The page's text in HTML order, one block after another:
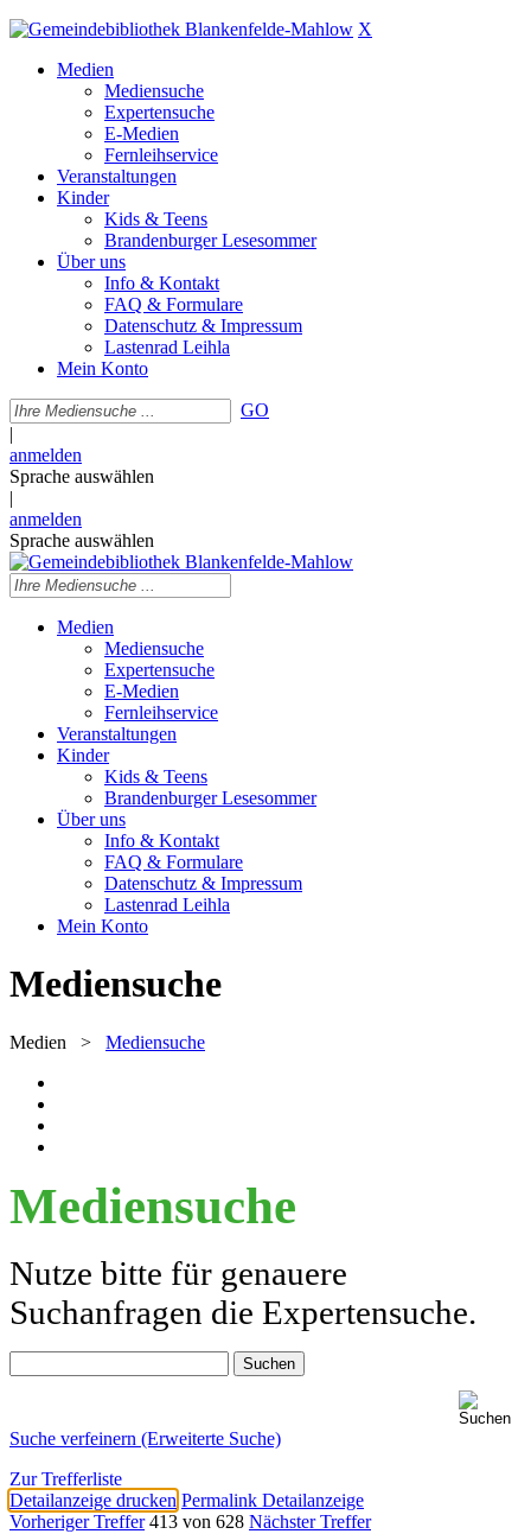
X
Medien
Mediensuche
Expertensuche
E-Medien
Fernleihservice
Veranstaltungen
Kinder
Kids & Teens
Brandenburger Lesesommer
Über uns
Info & Kontakt
FAQ & Formulare
Datenschutz & Impressum
Lastenrad Leihla
Mein Konto
GO
|
anmelden
Sprache auswählen
|
anmelden
Sprache auswählen
Medien
Mediensuche
Expertensuche
E-Medien
Fernleihservice
Veranstaltungen
Kinder
Kids & Teens
Brandenburger Lesesommer
Über uns
Info & Kontakt
FAQ & Formulare
Datenschutz & Impressum
Lastenrad Leihla
Mein Konto
Mediensuche
Medien > Mediensuche
Mediensuche
Nutze bitte für genauere
Suchanfragen die Expertensuche.
Suche verfeinern (Erweiterte Suche)
Zur Trefferliste
Detailanzeige drucken Permalink Detailanzeige
Vorheriger Treffer 413 von 628 Nächster Treffer